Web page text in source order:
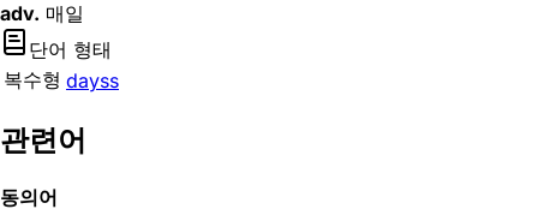
adv. 매일
단어 형태
복수형 dayss
관련어
동의어